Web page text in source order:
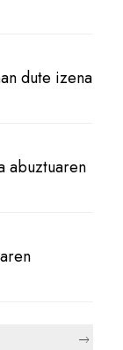
dute izena
abuztuaren